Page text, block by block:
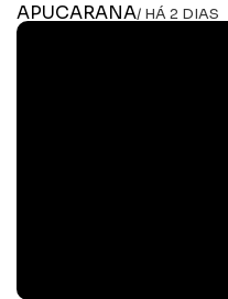
APUCARANA/ HÁ 2 DIAS